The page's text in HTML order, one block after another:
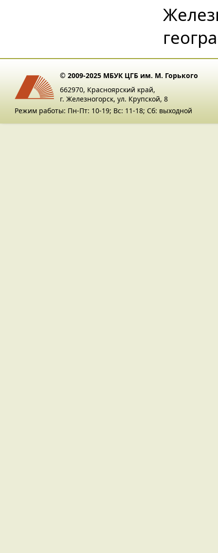
© 2009-2025 МБУК ЦГБ им. М. Горького
662970, Красноярский край,
г. Железногорск, ул. Крупской, 8
Режим работы: Пн-Пт: 10-19; Вс: 11-18; Сб: выходной